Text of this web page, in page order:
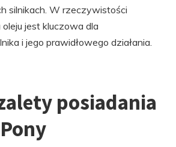
silnikach. W rzeczywistości
jest kluczowa dla
i jego prawidłowego działania.
posiadania